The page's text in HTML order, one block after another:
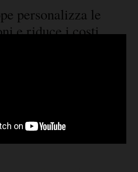
personalizza le
e riduce i costi
di Mazda (2:05)